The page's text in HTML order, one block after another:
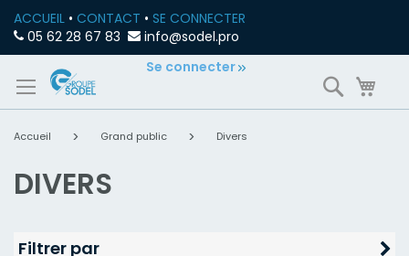
ACCUEIL • CONTACT • SE CONNECTER
05 62 28 67 83
info@sodel.pro
Se connecter
Accueil Grand public Divers
DIVERS
Filtrer par